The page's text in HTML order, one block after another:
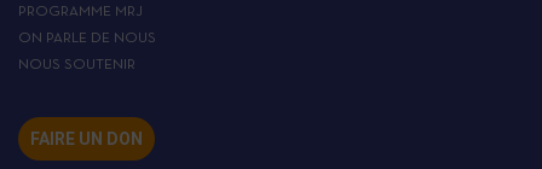
PROGRAMME MRJ
ON PARLE DE NOUS
NOUS SOUTENIR
FAIRE UN DON